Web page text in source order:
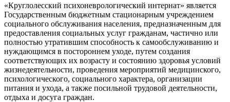
«Круглолесский психоневрологический интернат» является
Государственным бюджетным стационарным учреждением
социального обслуживания населения, предназначенным для
предоставления социальных услуг гражданам, частично или
полностью утратившим способность к самообслуживанию и
нуждающимся в постороннем уходе, путем создания
соответствующих их возрасту и состоянию здоровья условий
жизнедеятельности, проведения мероприятий медицинского,
психологического, социального характера, организации
питания и ухода, а также посильной трудовой деятельности,
отдыха и досуга граждан.